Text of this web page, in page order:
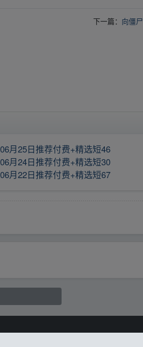
下一篇： 向僵
06月25日推荐付费+精选短46
06月24日推荐付费+精选短30
06月22日推荐付费+精选短67